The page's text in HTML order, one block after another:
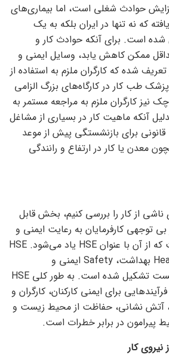
حوادث شغلی است، اما بیماری‌های
که نه تنها در ایران بلکه به یک
شده است. برای آنکه حوادث کار و
ممکن کاهش یابد، وسایل ایمنی و
شده که کارگران ملزم به استفاده از
طب کار در کارگاه‌های بزرگ الزامی
نیز کارگران ملزم به مراجعه مستمر به
آنکه ماهیت کار در بسیاری از مشاغل
برای بازنشستگی پیش از موعد
معدن یا کار در ارتفاع و رانندگی
از کار را بررسی کنیم، بخش قابل
توجهی کارفرمایان به رعایت ایمنی و
بهداشت محیط کار است که از آن با عنوان HSE یاد می‌شود. HSE
از حروف اول کلمات Health بهداشت، Safety ایمنی و
Environment محیط زیست تشکیل شده است. به طور کلی HSE
برای ایمنی کارکنان، کارگران و
آتش نشانی، حفاظت از محیط زیست و
پیرامون در برابر خطرات است.
نیروی کار